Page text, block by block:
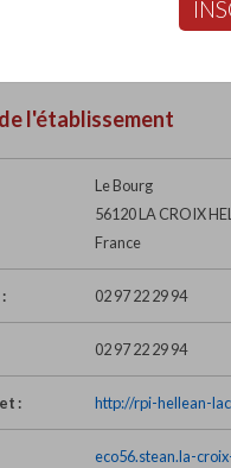
aux favoris
l'établissement
Le Bourg
56120 LA CROIX
France
02 97 22 29 94
02 97 22 29 94
: http://rpi-hellean-
eco56.stean.la-